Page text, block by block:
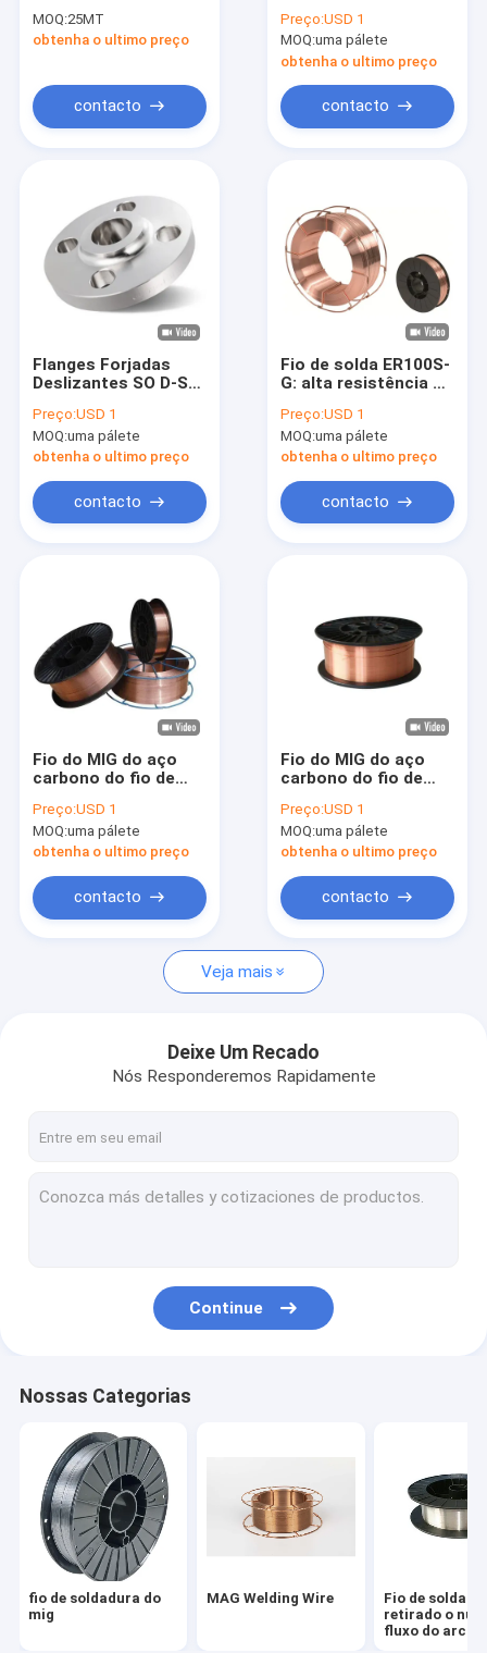
Sobre nós
Excursão da fábrica
Peça umas citações
VR
fio de soldadura do mig
Fio de soldadura retirado o núcleo fluxo do arco
Fio de soldadura submersa do arco
Flanges da solda do soquete
Solda Rod de aço inoxidável
Aço liso do bulbo
Placa terminal concreta da pilha
Barra de aço concreta pré-reforçado
extremidade da pilha
de 1200mm
MOQ:25MT
obtenha o ultimo preço
contacto
RF
Preço:USD 1
MOQ:uma pálete
obtenha o ultimo preço
contacto
Flanges Forjadas
Deslizantes SO D-SO-
Preço:USD 1
MOQ:uma pálete
obtenha o ultimo preço
contacto
Fio de solda ER100S-
G: alta resistência ao
temperaturas para
tubulações
Preço:USD 1
MOQ:uma pálete
obtenha o ultimo preço
contacto
Fio do MIG do aço
carbono do fio de
3 MIG
Preço:USD 1
MOQ:uma pálete
obtenha o ultimo preço
contacto
Fio do MIG do aço
carbono do fio de
4 MIG
Preço:USD 1
MOQ:uma pálete
obtenha o ultimo preço
contacto
Veja mais
Deixe Um Recado
Nós Responderemos Rapidamente
Continue
Nossas Categorias
fio de soldadura do
mig
MAG Welding Wire
Fio de
retirado o
fluxo do arco